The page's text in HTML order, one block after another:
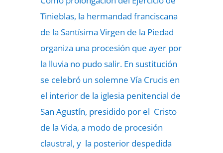
Tinieblas, la hermandad franciscana
de la Santísima Virgen de la Piedad
organiza una procesión que ayer por
la lluvia no pudo salir. En sustitución
se celebró un solemne Vía Crucis en
el interior de la iglesia penitencial de
San Agustín, presidido por el Cristo
de la Vida, a modo de procesión
claustral, y la posterior despedida